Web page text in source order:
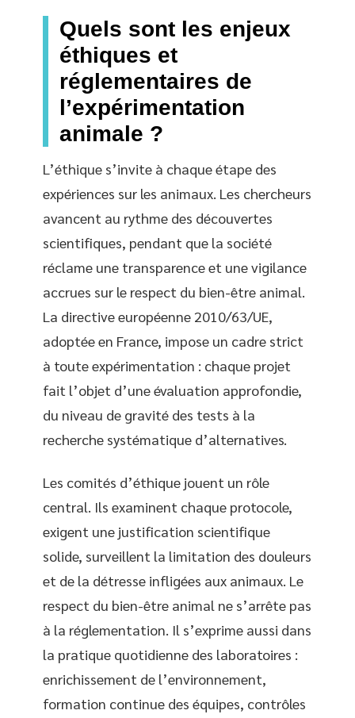
Quels sont les enjeux
éthiques et
réglementaires de
l’expérimentation
animale ?
L’éthique s’invite à chaque étape des
expériences sur les animaux. Les chercheurs
avancent au rythme des découvertes
scientifiques, pendant que la société
réclame une transparence et une vigilance
accrues sur le respect du bien-être animal.
La directive européenne 2010/63/UE,
adoptée en France, impose un cadre strict
à toute expérimentation : chaque projet
fait l’objet d’une évaluation approfondie,
du niveau de gravité des tests à la
recherche systématique d’alternatives.
Les comités d’éthique jouent un rôle
central. Ils examinent chaque protocole,
exigent une justification scientifique
solide, surveillent la limitation des douleurs
et de la détresse infligées aux animaux. Le
respect du bien-être animal ne s’arrête pas
à la réglementation. Il s’exprime aussi dans
la pratique quotidienne des laboratoires :
enrichissement de l’environnement,
formation continue des équipes, contrôles